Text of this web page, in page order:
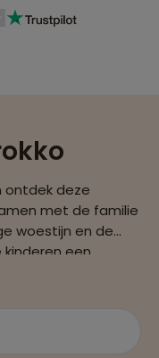
ontdek deze
met de familie
woestijn en de
een
heerlijke